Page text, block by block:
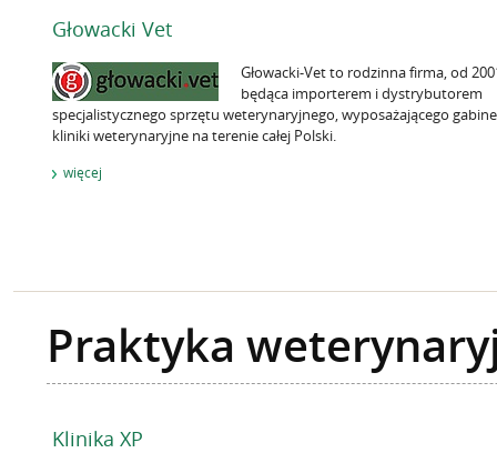
Głowacki Vet
Głowacki-Vet to rodzinna firma, od
będąca importerem i dystrybutorem
specjalistycznego sprzętu weterynaryjnego, wyposażającego
kliniki weterynaryjne na terenie całej Polski.
więcej
Praktyka
Klinika XP